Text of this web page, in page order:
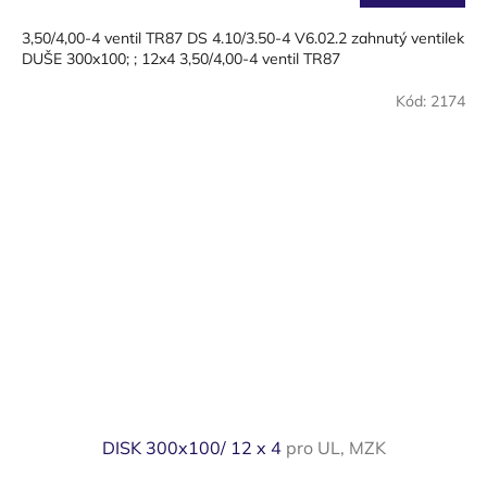
hvězdiček.
3,50/4,00-4 ventil TR87 DS 4.10/3.50-4 V6.02.2 zahnutý ventilek
DUŠE 300x100; ; 12x4 3,50/4,00-4 ventil TR87
DISK 300x100/ 12 x 4 pro UL, MZK
Kód: 2174